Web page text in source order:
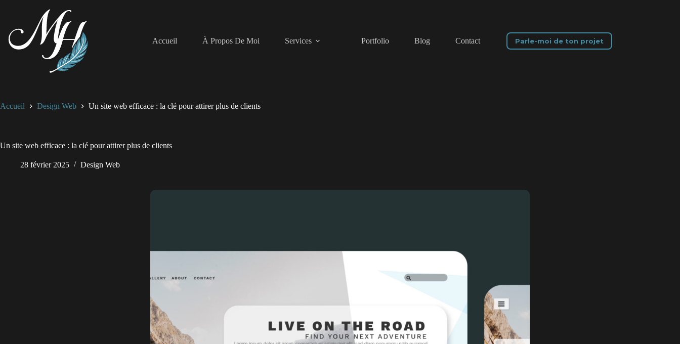
Accueil À Propos De Moi Services Portfolio Blog Contact Parle-moi de ton projet
Accueil Design Web Un site web efficace : la clé pour attirer plus de clients
Un site web efficace : la clé pour attirer plus de clients
28 février 2025 Design Web